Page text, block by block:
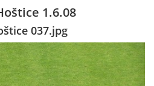
1.6.08
037.jpg